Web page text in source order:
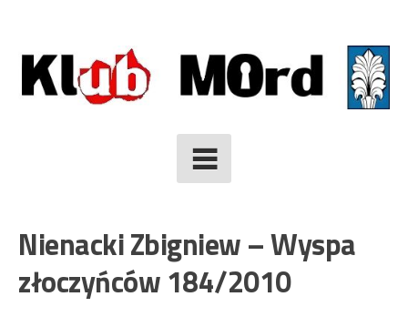
to
content
Nienacki Zbigniew – Wyspa
złoczyńców 184/2010